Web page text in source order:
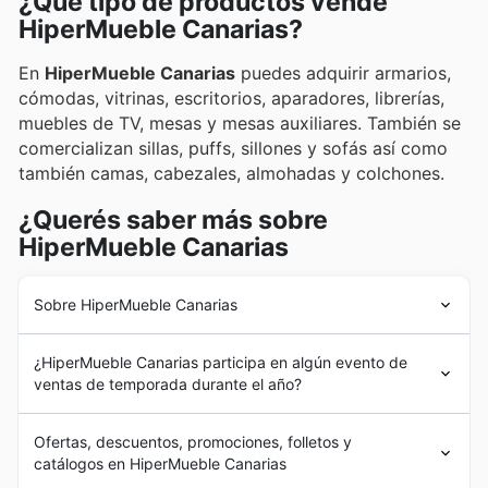
presentan ofertas exclusivas y promociones
HiperMueble Canarias?
En HiperMueble Canarias puedes adquirir armarios,
cómodas, vitrinas, escritorios, aparadores, librerías,
muebles de TV, mesas y mesas auxiliares. También se
comercializan sillas, puffs, sillones y sofás así como
también camas, cabezales, almohadas y colchones.
¿Querés saber más sobre
HiperMueble Canarias
Sobre HiperMueble Canarias
1987 gracias a D. Cayetano Gil Vidal quien comenzó con
un negocio que compraba grandes cantidades de
productos y debido a ello podía obtener mejores
precios. Esa modalidad sigue siendo la base de la
empresa que cuenta con 2 grandes espacios
¿HiperMueble Canarias participa en algún evento de
ventas de temporada durante el año?
rebajas de temporadaypromociones especiales
largo del año, ofreciendodescuentos
Ofertas, descuentos, promociones, folletos y
catálogos en HiperMueble Canarias